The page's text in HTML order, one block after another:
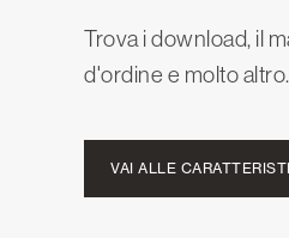
Trova i download, il
d'ordine e molto altro.
VAI ALLE